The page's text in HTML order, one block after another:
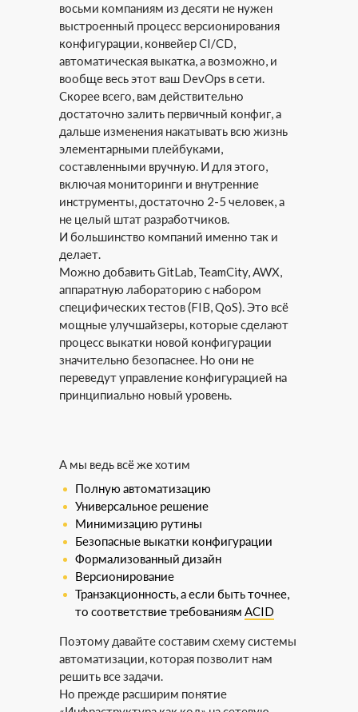
восьми компаниям из десяти не нужен
выстроенный процесс версионирования
конфигурации, конвейер CI/CD,
автоматическая выкатка, а возможно, и
вообще весь этот ваш DevOps в сети.
Скорее всего, вам действительно
достаточно залить первичный конфиг, а
дальше изменения накатывать всю жизнь
элементарными плейбуками,
составленными вручную. И для этого,
включая мониторинги и внутренние
инструменты, достаточно 2-5 человек, а
не целый штат разработчиков.
И большинство компаний именно так и
делает.
Можно добавить GitLab, TeamCity, AWX,
аппаратную лабораторию с набором
специфических тестов (FIB, QoS). Это всё
мощные улучшайзеры, которые сделают
процесс выкатки новой конфигурации
значительно безопаснее. Но они не
переведут управление конфигурацией на
принципиально новый уровень.
А мы ведь всё же хотим
Полную автоматизацию
Универсальное решение
Минимизацию рутины
Безопасные выкатки конфигурации
Формализованный дизайн
Версионирование
Транзакционность, а если быть точнее,
то соответствие требованиям ACID
Поэтому давайте составим схему системы
автоматизации, которая позволит нам
решить все задачи.
Но прежде расширим понятие